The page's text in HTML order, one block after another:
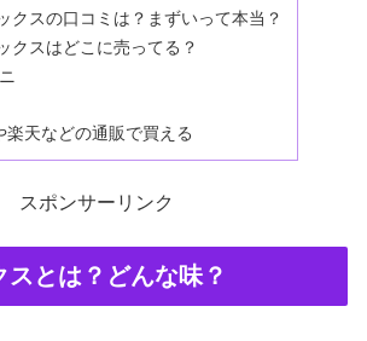
クスの口コミは？まずいって本当？
クスはどこに売ってる？
楽天などの通販で買える
スポンサーリンク
スとは？どんな味？